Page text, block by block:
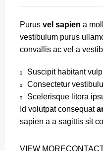
Purus vel sapien a
vestibulum purus
convallis ac vel a
Suscipit habitant
Consectetur
Scelerisque litora
Id volutpat consequat
sapien a a sagittis sit
VIEW MORE